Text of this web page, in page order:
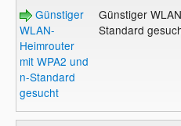
Günstiger
WLAN-
Heimrouter
mit WPA2 und
n-Standard
gesucht
Günstiger
Standard